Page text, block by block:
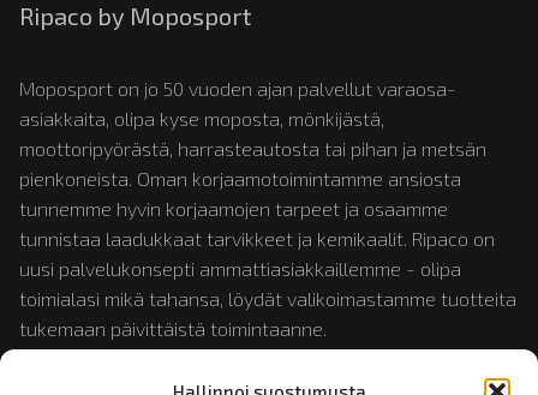
Ripaco by Moposport
Moposport on jo 50 vuoden ajan palvellut varaosa-
asiakkaita, olipa kyse moposta, mönkijästä,
moottoripyörästä, harrasteautosta tai pihan ja metsän
pienkoneista. Oman korjaamotoimintamme ansiosta
tunnemme hyvin korjaamojen tarpeet ja osaamme
tunnistaa laadukkaat tarvikkeet ja kemikaalit. Ripaco on
uusi palvelukonsepti ammattiasiakkaillemme - olipa
toimialasi mikä tahansa, löydät valikoimastamme tuotteita
tukemaan päivittäistä toimintaanne.